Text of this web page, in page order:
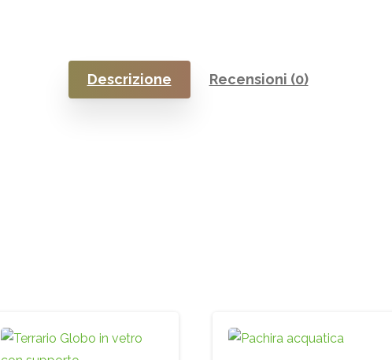
Descrizione Recensioni (0)